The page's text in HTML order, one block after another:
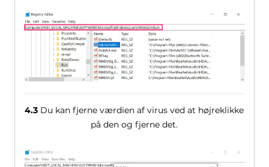
4.3 Du kan fjerne værdien af ​​virus ved at højreklikke
på den og fjerne det.